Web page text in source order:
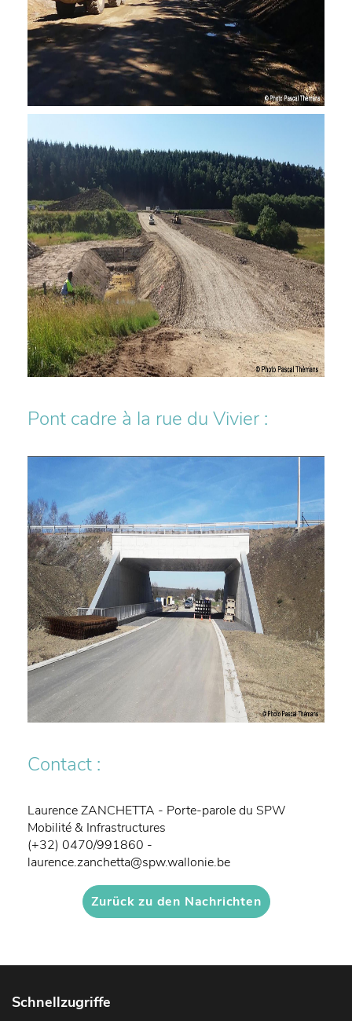
Pont cadre à la rue du Vivier :
Contact :
Laurence ZANCHETTA - Porte-parole du SPW
Mobilité & Infrastructures
(+32) 0470/991860 -
laurence.zanchetta@spw.wallonie.be
Zurück zu den Nachrichten
Schnellzugriffe